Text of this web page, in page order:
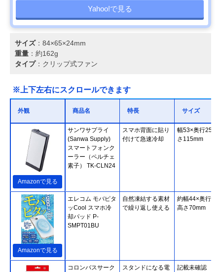
Yahoo!で見る
サイズ：84×65×24mm
重量 ：約162g
タイプ：クリップ式ファン
※上下左右にスクロールできます
外観 商品名 特長 サイズ
Amazonで見る
サンワサプライ
(Sanwa Supply)
スマートフォンク
ーラー（ペルチェ
素子） TK-CLN24
スマホ背面に貼り
付けて急速冷却
幅53×奥行25×高
さ115mm
Amazonで見る
エレコム モバピタ
ッCool スマホ冷
却パッド P-
SMPT01BU
自然凍結する素材
で繰り返し使える
約幅44×奥行10×
高さ70mm
コロンバスサーク
スタンドになる電
記載未確認